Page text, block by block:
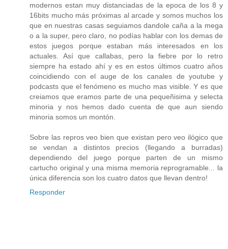
modernos estan muy distanciadas de la epoca de los 8 y
16bits mucho más próximas al arcade y somos muchos los
que en nuestras casas seguiamos dandole caña a la mega
o a la super, pero claro, no podías hablar con los demas de
estos juegos porque estaban más interesados en los
actuales. Así que callabas, pero la fiebre por lo retro
siempre ha estado ahí y es en estos últimos cuatro años
coincidiendo con el auge de los canales de youtube y
podcasts que el fenómeno es mucho mas visible. Y es que
creiamos que eramos parte de una pequeñisima y selecta
minoria y nos hemos dado cuenta de que aun siendo
minoria somos un montón.
Sobre las repros veo bien que existan pero veo ilógico que
se vendan a distintos precios (llegando a burradas)
dependiendo del juego porque parten de un mismo
cartucho original y una misma memoria reprogramable... la
única diferencia son los cuatro datos que llevan dentro!
Responder